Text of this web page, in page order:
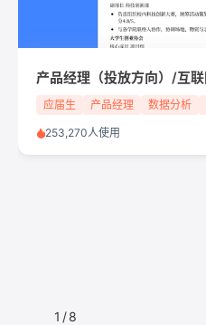
应届生 产品经理 数据分析
253,270人使用
1 /8